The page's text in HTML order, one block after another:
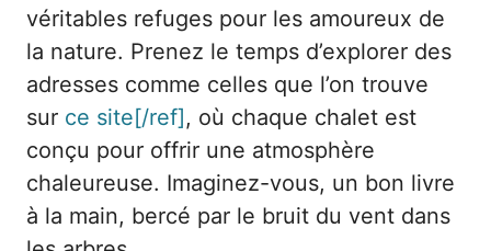
véritables refuges pour les amoureux de
la nature. Prenez le temps d’explorer des
adresses comme celles que l’on trouve
sur ce site[/ref], où chaque chalet est
conçu pour offrir une atmosphère
chaleureuse. Imaginez-vous, un bon livre
à la main, bercé par le bruit du vent dans